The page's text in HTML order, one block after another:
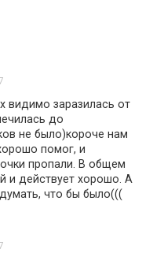
видимо заразилась от
до
не было)короче нам
помог, и
пропали. В общем
и действует хорошо. А
что бы было(((